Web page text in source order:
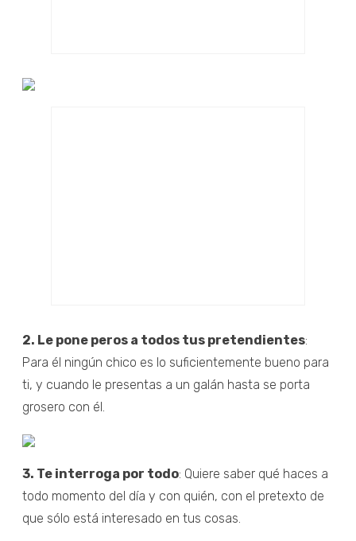
2. Le pone peros a todos tus pretendientes:
Para él ningún chico es lo suficientemente bueno para
ti, y cuando le presentas a un galán hasta se porta
grosero con él.
3. Te interroga por todo: Quiere saber qué haces a
todo momento del día y con quién, con el pretexto de
que sólo está interesado en tus cosas.